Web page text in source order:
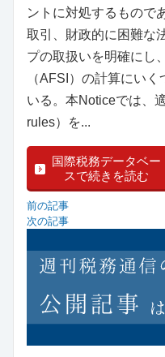
ントに対処するもので
取引、財政的に困難な
プの取扱いを明確にし
（AFSI）の計算にい
いる。本Noticeでは、
rules）を...
国際税務データベー
スで続きを読む
前の記事
次の記事